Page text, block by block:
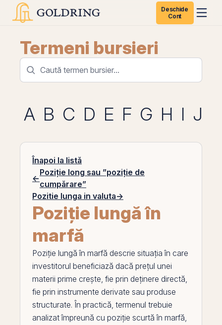
Deschide
Cont
Termeni bursieri
A B C D E F G H I J
Înapoi la listă
←
Poziție long sau ”poziție de
cumpărare”
Pozitie lunga in valuta→
Poziție lungă în
marfă
Poziție lungă în marfă descrie situația în care
investitorul beneficiază dacă prețul unei
materii prime crește, fie prin deținere directă,
fie prin instrumente derivate sau produse
structurate. În practică, termenul trebuie
analizat împreună cu poziție scurtă în marfă,